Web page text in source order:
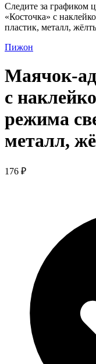
Следите за графиком
«Косточка» с
пластик, металл,
Пижон
Маячок-
с
режима
металл,
176 ₽